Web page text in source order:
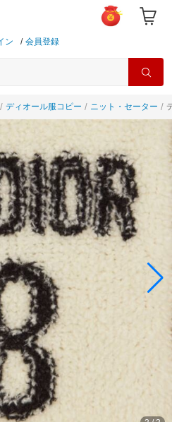
ン / 会員登録
ディオール服コピー ニット・セーター